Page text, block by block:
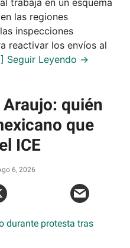
trabaja en un esquema
las regiones
inspecciones
reactivar los envíos al
quién
que
ICE
6, 2026